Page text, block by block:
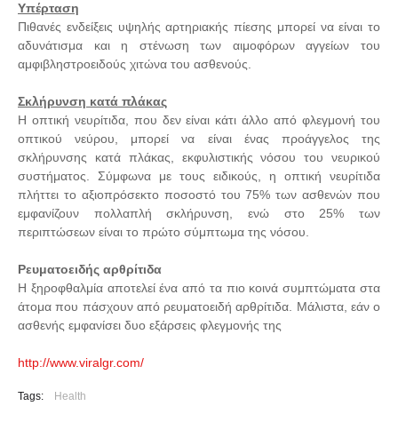
Υπέρταση
Πιθανές ενδείξεις υψηλής αρτηριακής πίεσης μπορεί να είναι το
αδυνάτισμα και η στένωση των αιμοφόρων αγγείων του
αμφιβληστροειδούς χιτώνα του ασθενούς.
Σκλήρυνση κατά πλάκας
Η οπτική νευρίτιδα, που δεν είναι κάτι άλλο από φλεγμονή του
οπτικού νεύρου, μπορεί να είναι ένας προάγγελος της
σκλήρυνσης κατά πλάκας, εκφυλιστικής νόσου του νευρικού
συστήματος. Σύμφωνα με τους ειδικούς, η οπτική νευρίτιδα
πλήττει το αξιοπρόσεκτο ποσοστό του 75% των ασθενών που
εμφανίζουν πολλαπλή σκλήρυνση, ενώ στο 25% των
περιπτώσεων είναι το πρώτο σύμπτωμα της νόσου.
Ρευματοειδής αρθρίτιδα
Η ξηροφθαλμία αποτελεί ένα από τα πιο κοινά συμπτώματα στα
άτομα που πάσχουν από ρευματοειδή αρθρίτιδα. Μάλιστα, εάν ο
ασθενής εμφανίσει δυο εξάρσεις φλεγμονής της
http://www.viralgr.com/
Tags: Health